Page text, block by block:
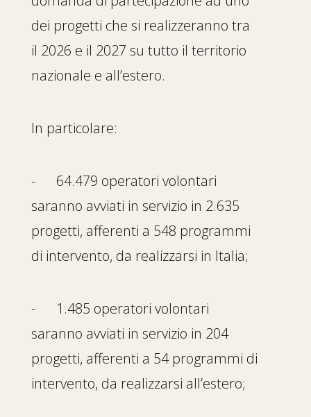
dei progetti che si realizzeranno tra
il 2026 e il 2027 su tutto il territorio
nazionale e all’estero.
In particolare:
- 64.479 operatori volontari
saranno avviati in servizio in 2.635
progetti, afferenti a 548 programmi
di intervento, da realizzarsi in Italia;
- 1.485 operatori volontari
saranno avviati in servizio in 204
progetti, afferenti a 54 programmi di
intervento, da realizzarsi all’estero;